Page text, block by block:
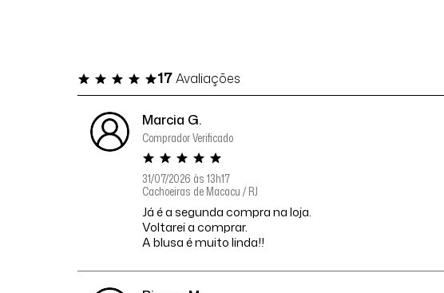
17Avaliações
Marcia G.
Comprador Verificado
31/07/2026 às 13h17
Cachoeiras de Macacu / RJ
Já é a segunda compra na loja.
Voltarei a comprar.
A blusa é muito linda!!